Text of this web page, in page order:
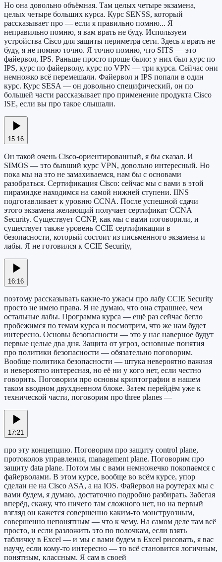
Но она довольно объёмная. Там целых четыре экзамена,
целых четыре больших курса. Курс SENSS, который
рассказывает про — если я правильно помню... Я
неправильно помню, я вам врать не буду. Используем
устройства Cisco для защиты периметра сети. Здесь я врать не
буду, я не помню точно. Я точно помню, что SITS — это
файервол, IPS. Раньше просто проще было: у них был курс по
IPS, курс по файерволу, курс по VPN — три курса. Сейчас они
немножко всё перемешали. Файервол и IPS попали в один
курс. Курс SESA — он довольно специфический, он по
большей части рассказывает про применение продукта Cisco
ISE, если вы про такое слышали.
15:16
Он такой очень Cisco-ориентированный, я бы сказал. И
SIMOS — это бывший курс VPN, довольно интересный. Но
пока мы на это не замахиваемся, нам бы с основами
разобраться. Сертификация Cisco: сейчас мы с вами в этой
пирамидке находимся на самой нижней ступени. IINS
подготавливает к уровню CCNA. После успешной сдачи
этого экзамена желающий получает сертификат CCNA
Security. Существует CCNP, как мы с вами поговорили, и
существует также уровень CCIE сертификации в
безопасности, который состоит из письменного экзамена и
лабы. Я не готовился к CCIE Security,
16:16
поэтому рассказывать какие-то ужасы про лабу CCIE Security
просто не имею права. Я не думаю, что она страшнее, чем
остальные лабы. Программа курса — ещё раз сейчас бегло
пробежимся по темам курса и посмотрим, что же нам будет
интересно. Основы безопасности — это у нас наверное будут
первые целые два дня. Защита от угроз, основные понятия
про политики безопасности — обязательно поговорим.
Вообще политика безопасности — штука невероятно важная
и невероятно интересная, но её ни у кого нет, если честно
говорить. Поговорим про основы криптографии в нашем
таком вводном двухдневном блоке. Затем перейдём уже к
технической части, поговорим про three planes —
17:21
про эту концепцию. Поговорим про защиту control plane,
протоколов управления, management plane. Поговорим про
защиту data plane. Потом мы с вами немножечко покопаемся с
файерволами. В этом курсе, вообще во всём курсе, упор
сделан не на Cisco ASA, а на IOS. Файервол на роутерах мы с
вами будем, я думаю, достаточно подробно разбирать. Забегая
вперёд, скажу, что ничего там сложного нет, но на первый
взгляд он кажется совершенно каким-то монструозным,
совершенно непонятным — что к чему. На самом деле там всё
просто, и если разложить это по полочкам, если взять
табличку в Excel — и мы с вами будем в Excel рисовать, я вас
научу, если кому-то интересно — то всё становится логичным,
понятным, классным. Я сам в своей